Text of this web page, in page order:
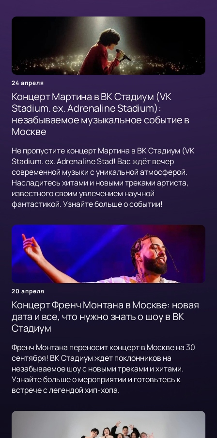
24 апреля
Концерт Мартина в ВК Стадиум (VK
Stadium. ex. Adrenaline Stadium):
незабываемое музыкальное событие в
Москве
Не пропустите концерт Мартина в ВК Стадиум (VK
Stadium. ex. Adrenaline Stad! Вас ждёт вечер
современной музыки с уникальной атмосферой.
Насладитесь хитами и новыми треками артиста,
известного своим увлечением научной
фантастикой. Узнайте больше о событии!
20 апреля
Концерт Френч Монтана в Москве: новая
дата и все, что нужно знать о шоу в ВК
Стадиум
Френч Монтана переносит концерт в Москве на 30
сентября! ВК Стадиум ждет поклонников на
незабываемое шоу с новыми треками и хитами.
Узнайте больше о мероприятии и готовьтесь к
встрече с легендой хип-хопа.